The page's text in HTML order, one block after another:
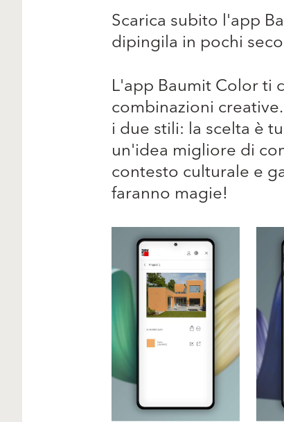
Scarica subito l'app
dipingila in pochi
L'app Baumit Color ti
combinazioni
i due stili: la scelta è
un'idea migliore di
contesto culturale e
faranno magie!